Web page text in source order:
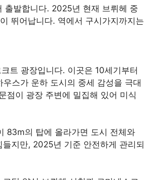
출발합니다. 2025년 현재 브뤼헤 중
뛰어납니다. 역에서 구시가지까지는
트 광장입니다. 이곳은 10세기부터
스가 운하 도시의 중세 감성을 극대
점이 광장 주변에 밀집해 있어 미식
83m의 탑에 올라가면 도시 전체와
지만, 2025년 기준 안전하게 관리되